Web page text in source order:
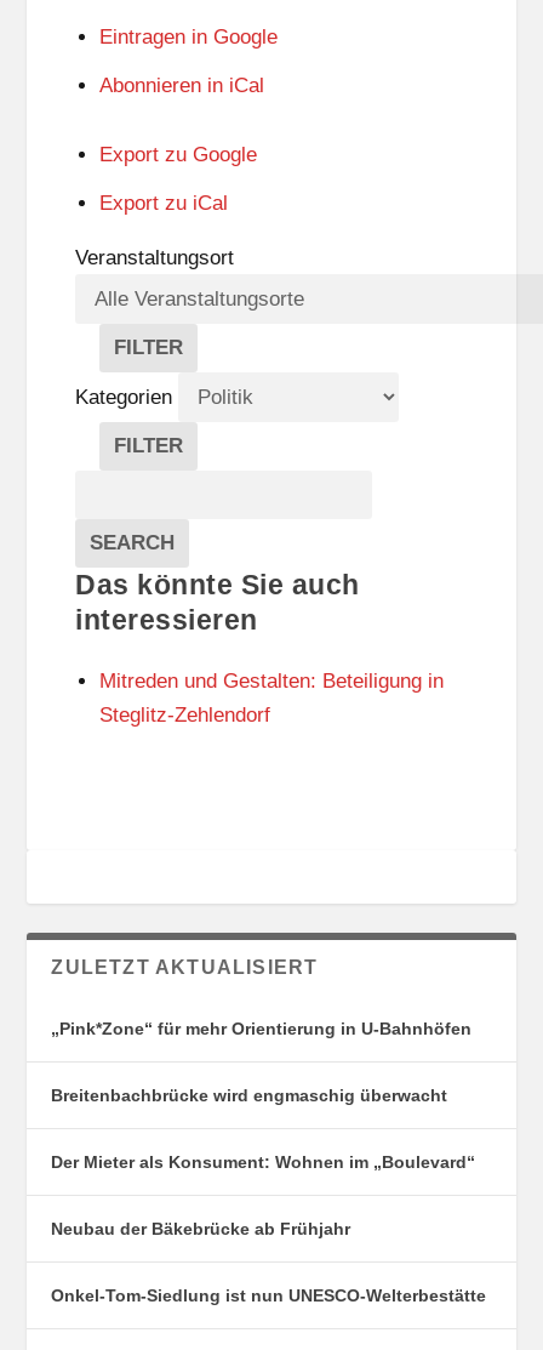
Eintragen in Google
Abonnieren in iCal
Export zu Google
Export zu iCal
Veranstaltungsort
FILTER
V
E
R
A
A
L
T
U
N
S
O
Kategorien
FILTER
E
G
O
R
N
Veranstaltungen
SEARCH
Das könnte Sie auch
interessieren
Mitreden und Gestalten: Beteiligung in
Steglitz-Zehlendorf
ZULETZT AKTUALISIERT
„Pink*Zone“ für mehr Orientierung in U-Bahnhöfen
Breitenbachbrücke wird engmaschig überwacht
Der Mieter als Konsument: Wohnen im „Boulevard“
Neubau der Bäkebrücke ab Frühjahr
Onkel-Tom-Siedlung ist nun UNESCO-Welterbestätte